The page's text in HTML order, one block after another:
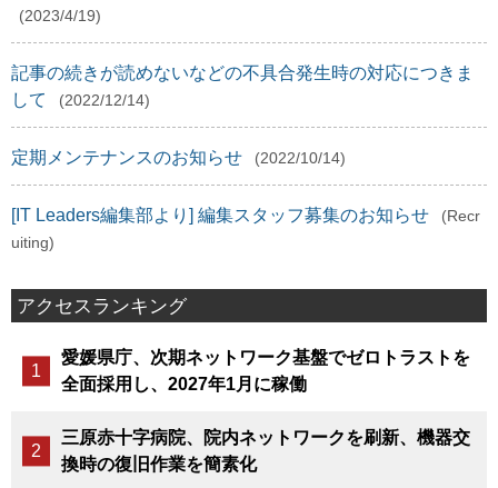
(2023/4/19)
記事の続きが読めないなどの不具合発生時の対応につきま
して
(2022/12/14)
定期メンテナンスのお知らせ (2022/10/14)
[IT Leaders編集部より] 編集スタッフ募集のお知らせ
(Recr
uiting)
アクセスランキング
愛媛県庁、次期ネットワーク基盤でゼロトラストを
全面採用し、2027年1月に稼働
三原赤十字病院、院内ネットワークを刷新、機器交
換時の復旧作業を簡素化